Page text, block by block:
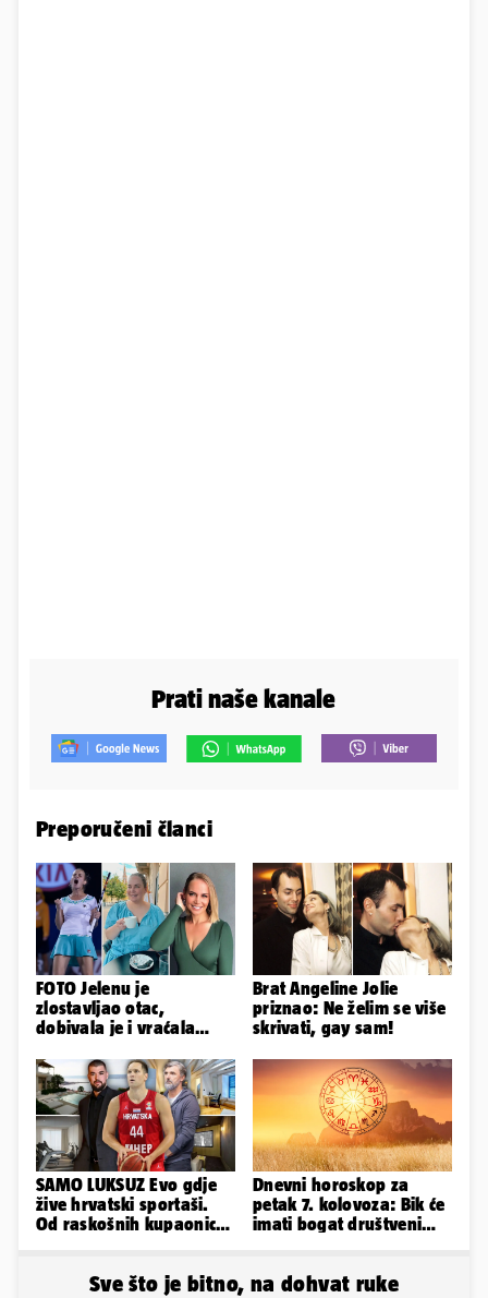
Prati naše kanale
Preporučeni članci
FOTO Jelenu je
zlostavljao otac,
dobivala je i vraćala
tukao šakama'
Brat Angeline Jolie
priznao: Ne želim se više
skrivati, gay sam!
SAMO LUKSUZ Evo gdje
žive hrvatski sportaši.
Od raskošnih kupaonica
Dnevni horoskop za
petak 7. kolovoza: Bik će
imati bogat društveni
Sve što je bitno, na dohvat ruke